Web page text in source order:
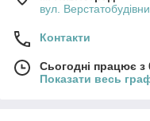
вул.
Контакти
Сьогодні працює з
Показати весь